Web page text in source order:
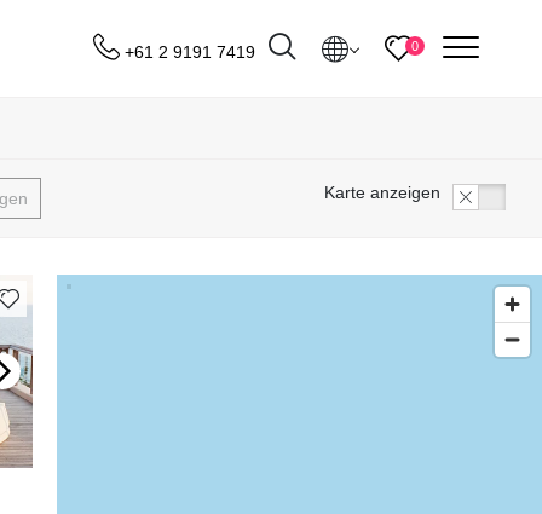
+61 2 9191 7419 Destinations
0 menu
Karte anzeigen